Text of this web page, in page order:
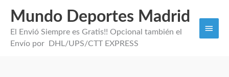
Mundo Deportes Madrid
El Envió Siempre es Gratis!! Opcional también el
Envío por DHL/UPS/CTT EXPRESS